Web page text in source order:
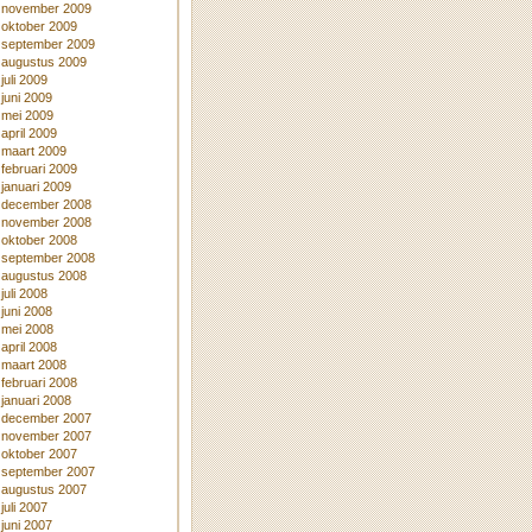
november 2009
oktober 2009
september 2009
augustus 2009
juli 2009
juni 2009
mei 2009
april 2009
maart 2009
februari 2009
januari 2009
december 2008
november 2008
oktober 2008
september 2008
augustus 2008
juli 2008
juni 2008
mei 2008
april 2008
maart 2008
februari 2008
januari 2008
december 2007
november 2007
oktober 2007
september 2007
augustus 2007
juli 2007
juni 2007